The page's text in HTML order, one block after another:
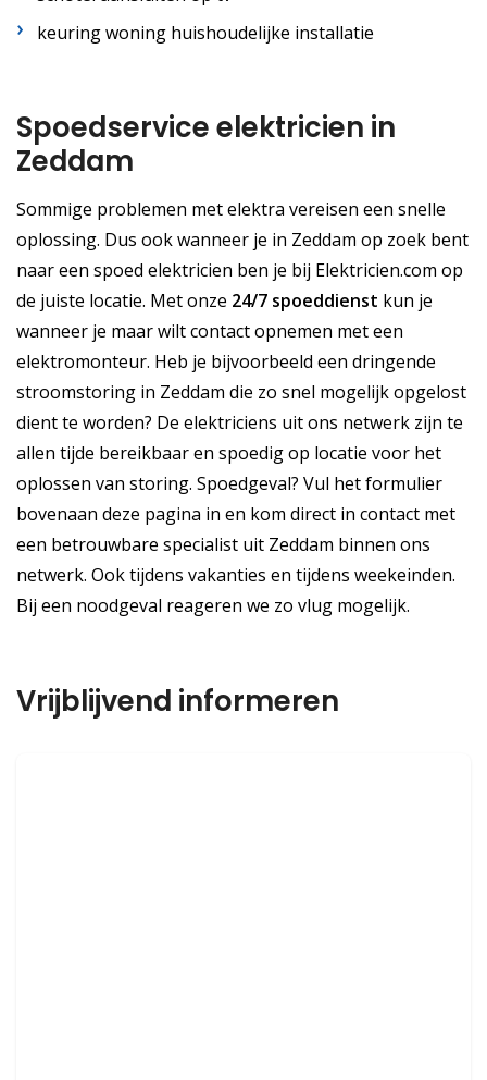
keuring woning huishoudelijke installatie
Spoedservice elektricien in
Zeddam
Sommige problemen met elektra vereisen een snelle
oplossing. Dus ook wanneer je in Zeddam op zoek bent
naar een spoed elektricien ben je bij Elektricien.com op
de juiste locatie. Met onze 24/7 spoeddienst kun je
wanneer je maar wilt contact opnemen met een
elektromonteur. Heb je bijvoorbeeld een dringende
stroomstoring in Zeddam die zo snel mogelijk opgelost
dient te worden? De elektriciens uit ons netwerk zijn te
allen tijde bereikbaar en spoedig op locatie voor het
oplossen van storing. Spoedgeval? Vul het formulier
bovenaan deze pagina in en kom direct in contact met
een betrouwbare specialist uit Zeddam binnen ons
netwerk. Ook tijdens vakanties en tijdens weekeinden.
Bij een noodgeval reageren we zo vlug mogelijk.
Vrijblijvend informeren